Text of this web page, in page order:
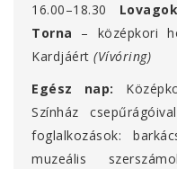
16.00–18.30
Torna
– középkori
Kardjáért (Vívóring)
Egész nap:
Színház
foglalkozások:
muzeális